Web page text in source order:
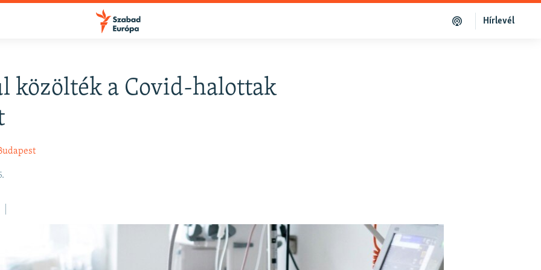
Hírlevél
közölték a Covid-halottak